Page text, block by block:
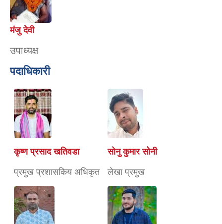
मंजु देवी
उपाध्यक्ष
पदाधिकारी
कृष्ण प्रसाद खतिवडा
प्रमुख प्रशासकिय अधिकृत
सोनु कुमार सोनी
लेखा प्रमुख